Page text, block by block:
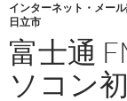
インターネット・メー
日立市
富士通
ソコン